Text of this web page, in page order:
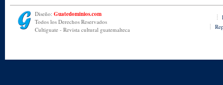
Diseño: Guatedominios.com
Todos los Derechos Reservados
Cultiguate - Revista cultural guatemalteca